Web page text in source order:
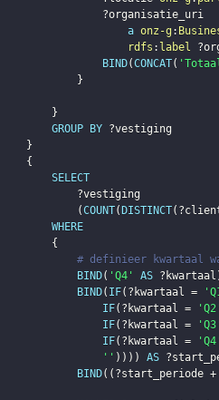
?organisatie_uri
a onz-g :
rdfs : label
BIND(CONCAT(
}
}
GROUP BY ?vestiging
}
{
SELECT
?vestiging
(COUNT( DISTINCT(
WHERE
{
# definieer kwartaal
BIND( 'Q4' AS ?kwartaal
BIND( IF( ?kwartaal =
IF( ?kwartaal =
IF( ?kwartaal =
IF( ?kwartaal =
'' ) ) ) ) AS
BIND( ( ?start_periode +